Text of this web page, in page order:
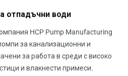
отпадъчни води
HCP Pump Manufacturing
за канализационни и
за работа в среди с високо
и влакнести примеси.